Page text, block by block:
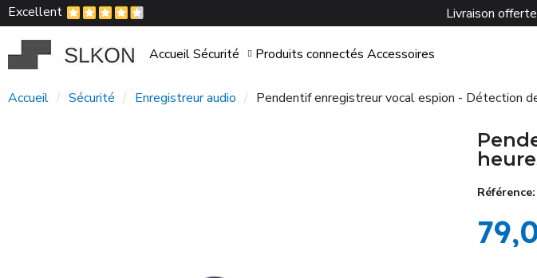
Excellent Livraison
AccueilSécurité Produits connectés Accessoires
Accueil Sécurité Enregistreur audio Pendentif enregistreur vocal espion - Détection
Référence